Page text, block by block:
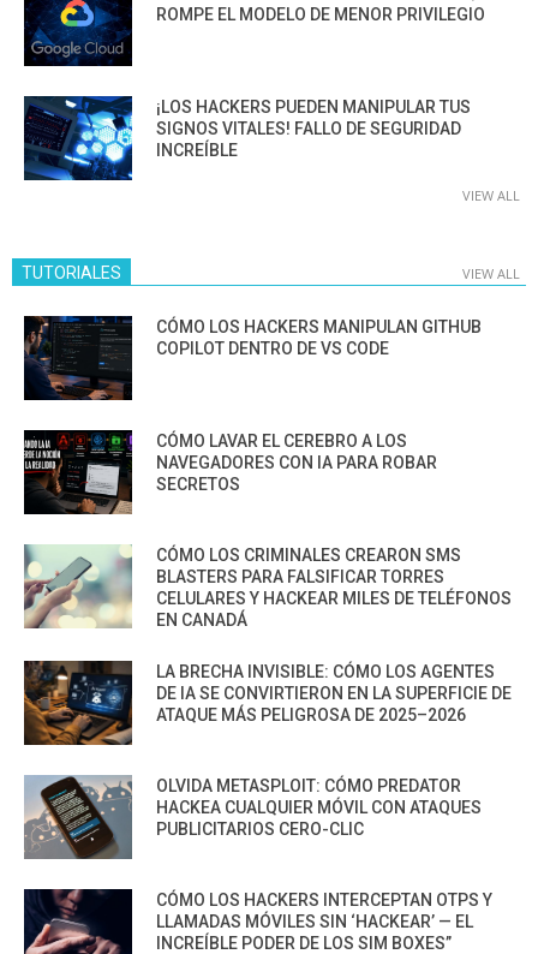
ROMPE EL MODELO DE MENOR PRIVILEGIO
¡LOS HACKERS PUEDEN MANIPULAR TUS
SIGNOS VITALES! FALLO DE SEGURIDAD
INCREÍBLE
VIEW ALL
TUTORIALES VIEW ALL
CÓMO LOS HACKERS MANIPULAN GITHUB
COPILOT DENTRO DE VS CODE
CÓMO LAVAR EL CEREBRO A LOS
NAVEGADORES CON IA PARA ROBAR
SECRETOS
CÓMO LOS CRIMINALES CREARON SMS
BLASTERS PARA FALSIFICAR TORRES
CELULARES Y HACKEAR MILES DE TELÉFONOS
EN CANADÁ
LA BRECHA INVISIBLE: CÓMO LOS AGENTES
DE IA SE CONVIRTIERON EN LA SUPERFICIE DE
ATAQUE MÁS PELIGROSA DE 2025–2026
OLVIDA METASPLOIT: CÓMO PREDATOR
HACKEA CUALQUIER MÓVIL CON ATAQUES
PUBLICITARIOS CERO-CLIC
CÓMO LOS HACKERS INTERCEPTAN OTPS Y
LLAMADAS MÓVILES SIN ‘HACKEAR’ — EL
INCREÍBLE PODER DE LOS SIM BOXES”